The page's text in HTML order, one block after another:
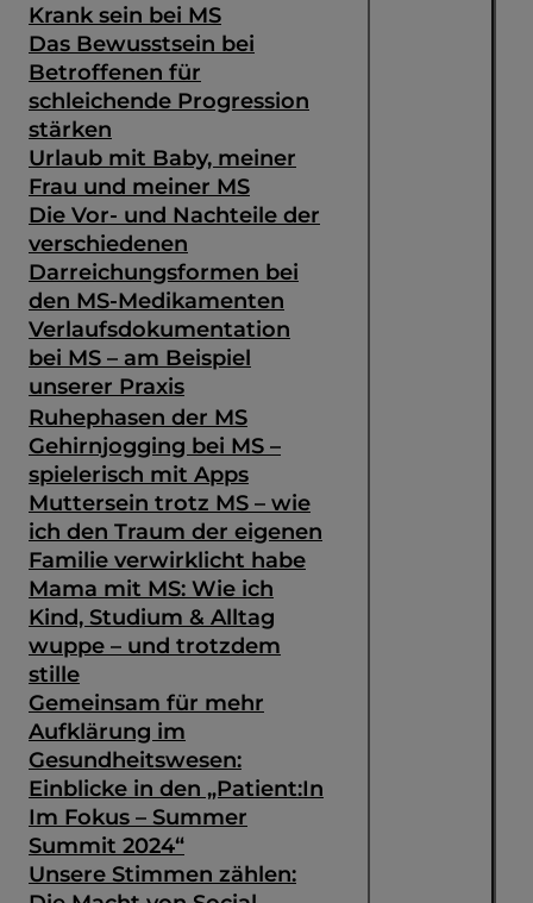
Krank sein bei MS
Das Bewusstsein bei
Betroffenen für
schleichende Progression
stärken
Urlaub mit Baby, meiner
Frau und meiner MS
Die Vor- und Nachteile der
verschiedenen
Darreichungsformen bei
den MS-Medikamenten
Verlaufsdokumentation
bei MS – am Beispiel
unserer Praxis
Ruhephasen der MS
Gehirnjogging bei MS –
spielerisch mit Apps
Muttersein trotz MS – wie
ich den Traum der eigenen
Familie verwirklicht habe
Mama mit MS: Wie ich
Kind, Studium & Alltag
wuppe – und trotzdem
stille
Gemeinsam für mehr
Aufklärung im
Gesundheitswesen:
Einblicke in den „Patient:In
Im Fokus – Summer
Summit 2024“
Unsere Stimmen zählen: